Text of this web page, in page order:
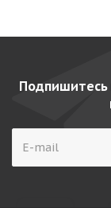
Подпишитесь